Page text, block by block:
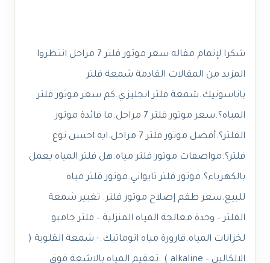
شكرا لإتمام مقاله سعر موتور فلتر 7 مراحل انتظروا
المزيد من المقالات القادمة شمعة فلتر
باناسونيك.شمعة فلتر انجليزي.كم سعر موتور فلتر
المياه؟.سعر موتور فلتر 7 مراحل.ما فائدة موتور
الفلتر؟.أفضل موتور فلتر 7 مراحل.ايه احسن نوع
فلتر؟.مواصفات موتور فلتر مياه.هل فلتر المياه يعمل
بالكهرباء؟.موتور فلتر تايواني.موتور فلتر مياه
للبيع.سعر طقم إصلاح موتور فلتر. تغيير شمعة
الفلتر – وحدة معالجة المياه المنزلية – فلتر جامبو
لخزانات المياه.قارورة مياه اتوماتيك.- شمعة القلوية (
الالكالين – alkaline ) .تعقيم المياه بالاشعة فوق